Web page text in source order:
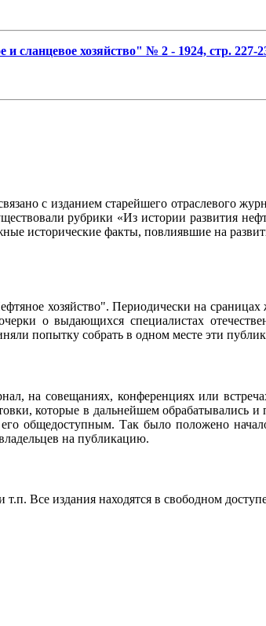
сланцевое хозяйство" № 2 - 1924, стр. 227-
с изданием старейшего отраслевого
рубрики «Из истории развития
исторические факты, повлиявшие на
хозяйство". Периодически на
о выдающихся специалистах
попытку собрать в одном месте эти
на совещаниях, конференциях или
которые в дальнейшем обрабатывались
его общедоступным. Так было положено
на публикацию.
Все издания находятся в свободном